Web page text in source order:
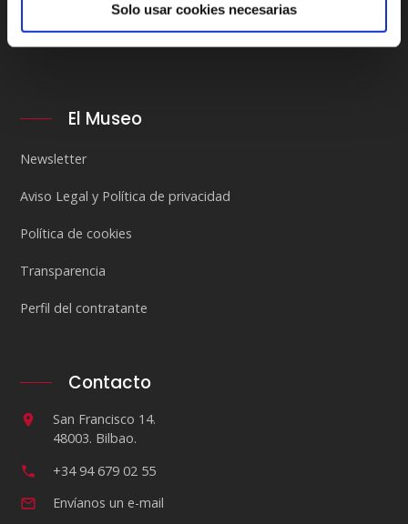
Solo usar cookies necesarias
El Museo
Newsletter
Aviso Legal y Política de privacidad
Política de cookies
Transparencia
Perfil del contratante
Contacto
San Francisco 14.
48003. Bilbao.
+34 94 679 02 55
Envíanos un e-mail